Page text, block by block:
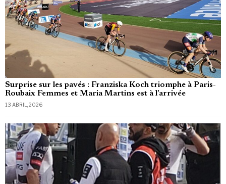
Surprise sur les pavés : Franziska Koch triomphe à Paris-
Roubaix Femmes et Maria Martins est à l’arrivée
13 ABRIL, 2026